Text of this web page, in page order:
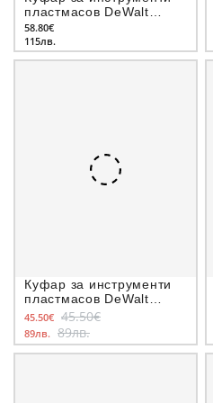
пластмасов DeWalt
DWST1-70706
58.80€
115лв.
Куфар за инструменти
пластмасов DeWalt
DWST1-75654
45.50€ 45.50€
89лв. 89лв.